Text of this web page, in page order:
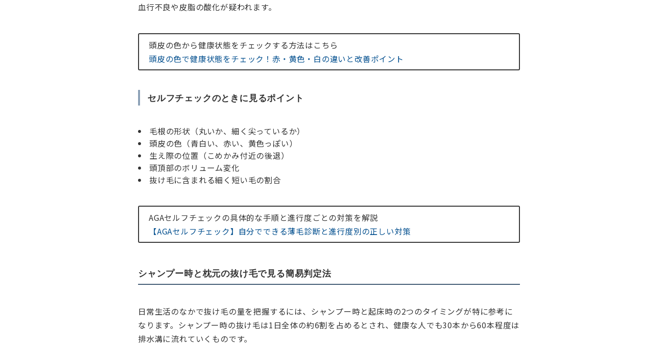
血行不良や皮脂の酸化が疑われます。
頭皮の色から健康状態をチェックする方法はこちら
頭皮の色で健康状態をチェック！赤・黄色・白の違いと改善ポイント
セルフチェックのときに見るポイント
毛根の形状（丸いか、細く尖っているか）
頭皮の色（青白い、赤い、黄色っぽい）
生え際の位置（こめかみ付近の後退）
頭頂部のボリューム変化
抜け毛に含まれる細く短い毛の割合
AGAセルフチェックの具体的な手順と進行度ごとの対策を解説
【AGAセルフチェック】自分でできる薄毛診断と進行度別の正しい対策
シャンプー時と枕元の抜け毛で見る簡易判定法
日常生活のなかで抜け毛の量を把握するには、シャンプー時と起床時の2つのタイミングが特に参考に
なります。シャンプー時の抜け毛は1日全体の約6割を占めるとされ、健康な人でも30本から60本程度は
排水溝に流れていくものです。